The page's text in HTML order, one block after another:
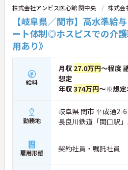
株式会社アンビス医心館 関中央 株式会
【岐阜県／関市】高水準給
ート体制◎ホスピスでの介
用あり》
給料
月収 27.0万円～程度
想定
年収374万円～※想定
勤務地
岐阜県 関市 平成通2-
長良川鉄道「関口駅
雇用形態 契約社員・嘱託社員